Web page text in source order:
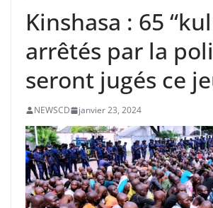
Kinshasa : 65
arrêtés par la
seront jugés ce
NEWSCD janvier 23, 2024